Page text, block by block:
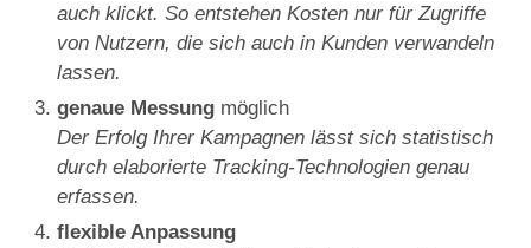
auch klickt. So entstehen Kosten nur für Zugriffe
von Nutzern, die sich auch in Kunden verwandeln
lassen.
genaue Messungmöglich
Der Erfolg Ihrer Kampagnen lässt sich statistisch
durch elaborierte Tracking-Technologien genau
erfassen.
flexible Anpassung